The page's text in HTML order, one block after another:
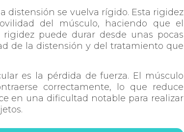
distensión se vuelva rígido. Esta rigidez
del músculo, haciendo que el
puede durar desde unas pocas
de la distensión y del tratamiento que
es la pérdida de fuerza. El músculo
correctamente, lo que reduce
en una dificultad notable para realizar